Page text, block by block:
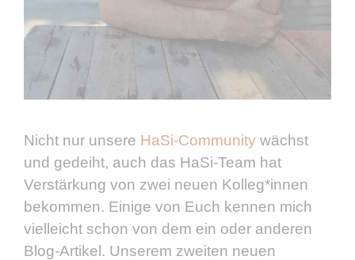
Nicht nur unsere HaSi-Community wächst
und gedeiht, auch das HaSi-Team hat
Verstärkung von zwei neuen Kolleg*innen
bekommen. Einige von Euch kennen mich
vielleicht schon von dem ein oder anderen
Blog-Artikel. Unserem zweiten neuen